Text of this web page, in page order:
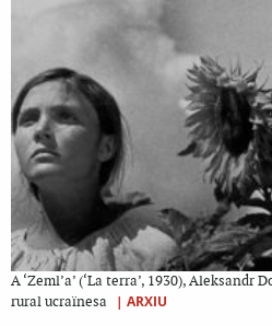
A ‘Zeml’a’ (‘La terra’, 1930),
rural ucraïnesa
| ARXIU